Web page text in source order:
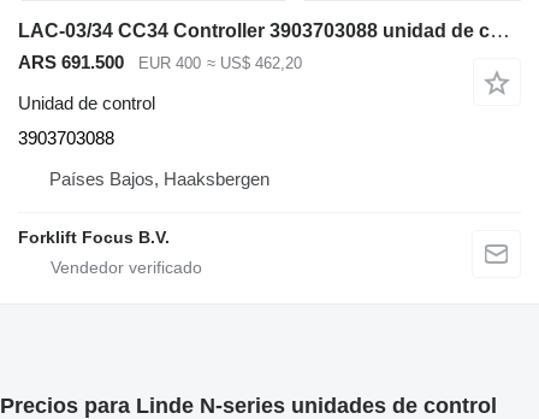
LAC-03/34 CC34 Controller 3903703088 unidad de control para Linde N20VI, Series 1111 preparador de pedidos
ARS 691.500 EUR 400 ≈ US$ 462,20
Unidad de control
3903703088
Países Bajos, Haaksbergen
Forklift Focus B.V.
Precios para Linde N-series unidades de control